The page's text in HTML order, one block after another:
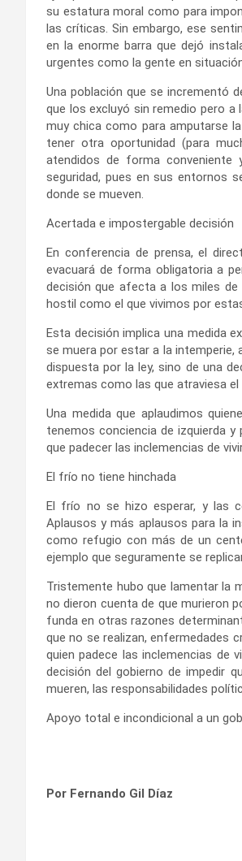
su estatura moral como para
las críticas. Sin embargo, ese
en la enorme barra que dejó
urgentes como la gente en
Una población que se incrementó
que los excluyó sin remedio pero a
muy chica como para amputarse
tener otra oportunidad (para
atendidos de forma
seguridad, pues en sus entornos
donde se mueven.
Acertada e impostergable decisión
En conferencia de prensa, el
evacuará de forma obligatoria a
decisión que afecta a los miles de
hostil como el que vivimos por
Esta decisión implica una medida
se muera por estar a la intemperie,
dispuesta por la ley, sino de una
extremas como las que atraviesa el
Una medida que aplaudimos
tenemos conciencia de izquierda
que padecer las inclemencias de
El frío no tiene hinchada
El frío no se hizo esperar, y las
Aplausos y más aplausos para la
como refugio con más de un
ejemplo que seguramente se
Tristemente hubo que lamentar la
no dieron cuenta de que murieron
funda en otras razones
que no se realizan, enfermedades
quien padece las inclemencias de
decisión del gobierno de impedir
mueren, las responsabilidades
Apoyo total e incondicional a un
Por Fernando Gil Díaz